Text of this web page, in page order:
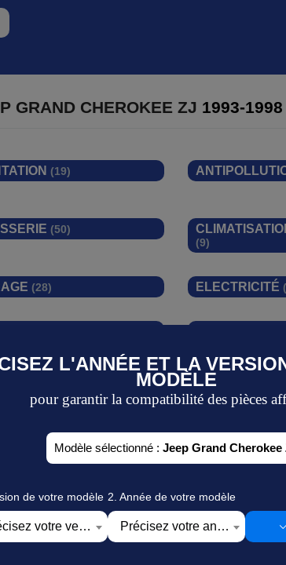
GRAND CHEROKEE ZJ 1993-1998
(19)
(50)
(9)
(28) ELECTRICITÉ
PONTS
CLEFS(14)
a révolutionné le marché en
L'ANNÉE ET LA
MODÈLE
pour garantir la compatibilité des pièces
Modèle sélectionné : Jeep Grand Cherokee
de votre modèle
Précisez votre version
2. Année de votre modèle
Précisez votre année